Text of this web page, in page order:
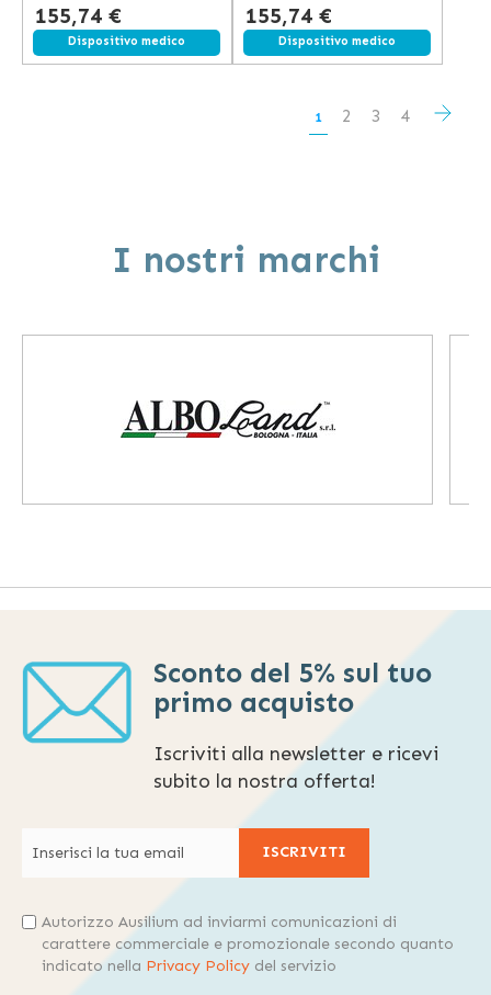
155,74 €
Dispositivo medico
155,74 €
Dispositivo medico
Pagina
Attualmente
pagina
1 Pagina
2 Pagina
3 Pagina
4
I nostri marchi
Sconto del 5% sul tuo
primo acquisto
Iscriviti alla newsletter e ricevi
subito la nostra offerta!
ISCRIVITI
Autorizzo Ausilium ad inviarmi comunicazioni di
carattere commerciale e promozionale secondo quanto
indicato nella Privacy Policy del servizio